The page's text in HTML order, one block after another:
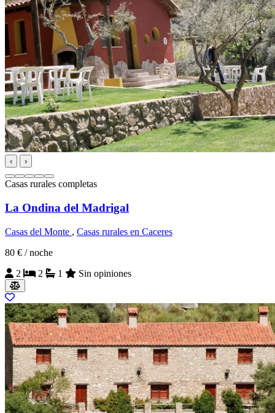
‹ ›
Casas rurales completas
La Ondina del Madrigal
Casas del Monte , Casas rurales en Caceres
80 € / noche
2
2 1 Sin opiniones